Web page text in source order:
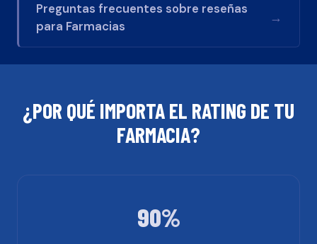
Preguntas frecuentes sobre reseñas
para Farmacias
→
¿POR QUÉ IMPORTA EL RATING DE TU
FARMACIA?
90%